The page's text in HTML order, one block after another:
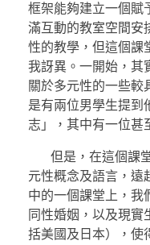
框架能夠建立一個賦
滿互動的教室空間安
性的教學，但這個課
我訝異。一開始，其
關於多元性的一些較
是有兩位男學生提到
志」，其中有一位甚
但是，在這個課堂
元性概念及語言，遠
中的一個課堂上，我
同性婚姻，以及現實
括美國及日本），使